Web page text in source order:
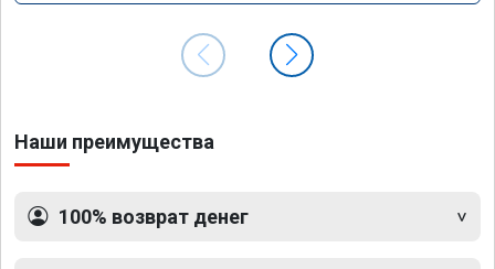
Наши преимущества
100% возврат денег